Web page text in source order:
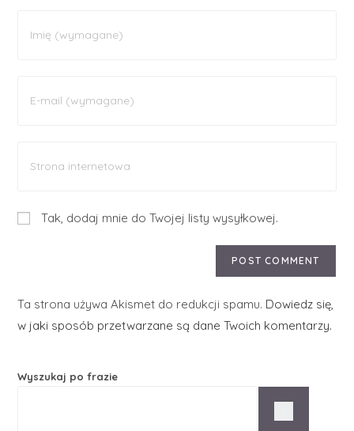
Tak, dodaj mnie do Twojej listy wysyłkowej.
Ta strona używa Akismet do redukcji spamu. Dowiedz się,
w jaki sposób przetwarzane są dane Twoich komentarzy.
Wyszukaj po frazie